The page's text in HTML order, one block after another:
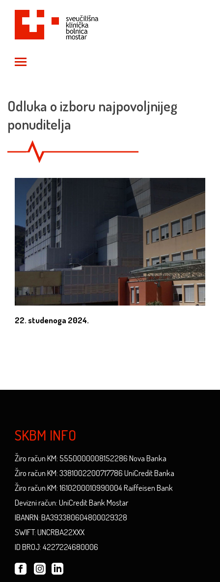
Odluka o izboru najpovoljnijeg
ponuditelja
22. studenoga 2024.
SKBM INFO
Žiro račun KM: 5550000008152286 Nova Banka
Žiro račun KM: 3381002200717786 UniCredit Banka
Žiro račun KM: 1610200010990004 Raiffeisen Bank
Devizni račun: UniCredit Bank Mostar
IBANRN: BA393380604800029328
SWIFT: UNCRBA22XXX
ID BROJ: 4227224680006